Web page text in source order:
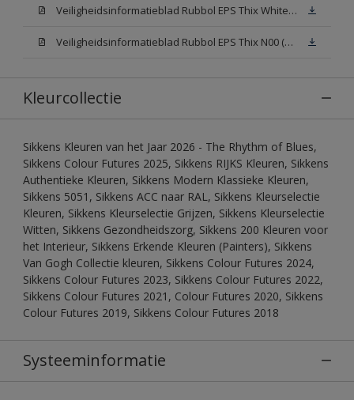
Veiligheidsinformatieblad Rubbol EPS Thix White W05 (MSDS)
Veiligheidsinformatieblad Rubbol EPS Thix N00 (MSDS)
Kleurcollectie
Sikkens Kleuren van het Jaar 2026 - The Rhythm of Blues,
Sikkens Colour Futures 2025, Sikkens RIJKS Kleuren, Sikkens
Authentieke Kleuren, Sikkens Modern Klassieke Kleuren,
Sikkens 5051, Sikkens ACC naar RAL, Sikkens Kleurselectie
Kleuren, Sikkens Kleurselectie Grijzen, Sikkens Kleurselectie
Witten, Sikkens Gezondheidszorg, Sikkens 200 Kleuren voor
het Interieur, Sikkens Erkende Kleuren (Painters), Sikkens
Van Gogh Collectie kleuren, Sikkens Colour Futures 2024,
Sikkens Colour Futures 2023, Sikkens Colour Futures 2022,
Sikkens Colour Futures 2021, Colour Futures 2020, Sikkens
Colour Futures 2019, Sikkens Colour Futures 2018
Systeeminformatie